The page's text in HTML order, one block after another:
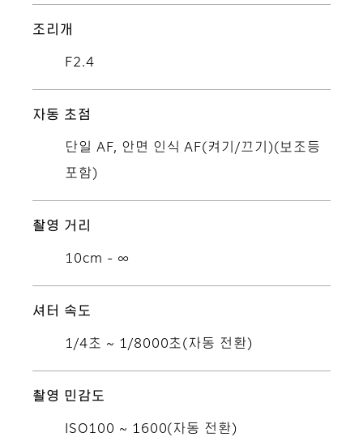
조리개
F2.4
자동 초점
단일 AF, 안면 인식 AF(켜기/끄기)(보조등
포함)
촬영 거리
10cm - ∞
셔터 속도
1/4초 ~ 1/8000초(자동 전환)
촬영 민감도
ISO100 ~ 1600(자동 전환)